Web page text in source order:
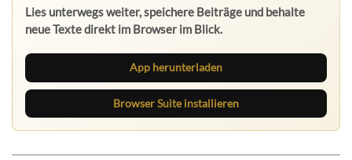
Lies unterwegs weiter, speichere Beiträge und behalte
neue Texte direkt im Browser im Blick.
App herunterladen
Browser Suite installieren